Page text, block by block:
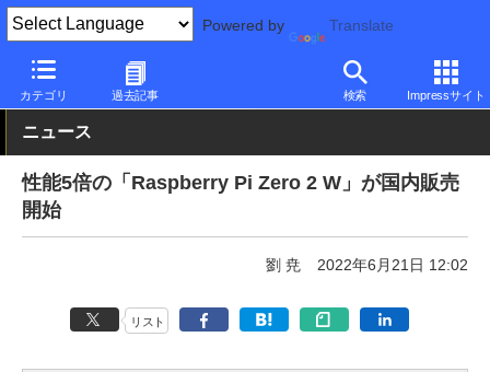
Powered by Translate
カテゴリ 過去記事 検索 Impressサイト
PC Watch 市場 IoT
ニュース
性能5倍の「Raspberry Pi Zero 2 W」が国内販売
開始
劉 尭 2022年6月21日 12:02
リスト